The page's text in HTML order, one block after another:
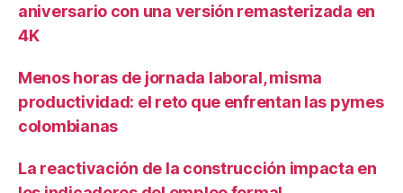
aniversario con una versión remasterizada en
4K
Menos horas de jornada laboral, misma
productividad: el reto que enfrentan las pymes
colombianas
La reactivación de la construcción impacta en